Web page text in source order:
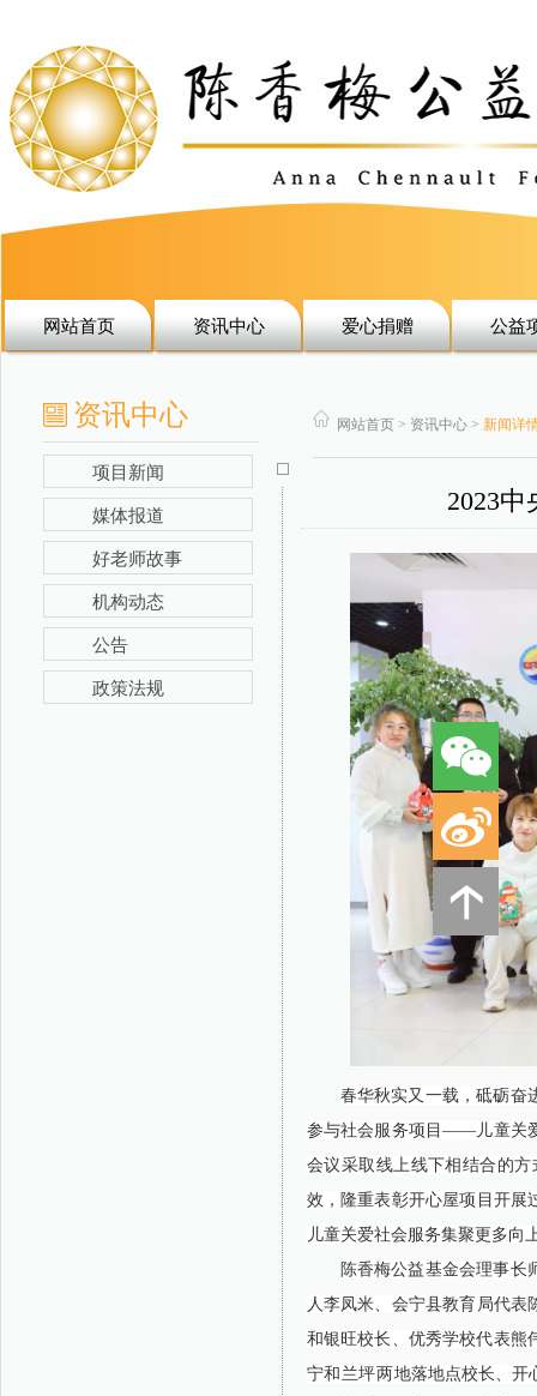
网站首页 资讯中心 爱心捐赠 公益
资讯中心
项目新闻
媒体报道
好老师故事
机构动态
公告
政策法规
网站首页 > 资讯中心 > 新闻详
2023
春华秋实又一载，砥砺奋
参与社会服务项目——儿童关
会议采取线上线下相结合的
效，隆重表彰开心屋项目开展
儿童关爱社会服务集聚更多向
陈香梅公益基金会理事长
人李凤米、会宁县教育局代
和银旺校长、优秀学校代表熊
宁和兰坪两地落地点校长、开